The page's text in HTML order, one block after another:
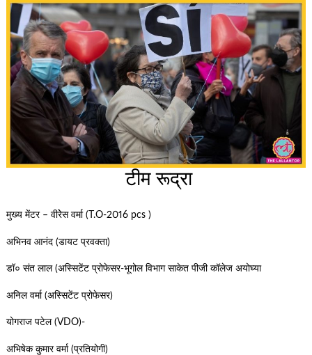
टीम रूद्रा
मुख्य मेंटर – वीरेेस वर्मा (T.O-2016 pcs )
अभिनव आनंद (डायट प्रवक्ता)
डॉ० संत लाल (अस्सिटेंट प्रोफेसर-भूगोल विभाग साकेत पीजी कॉलेज अयोघ्या
अनिल वर्मा (अस्सिटेंट प्रोफेसर)
योगराज पटेल (VDO)-
अभिषेक कुमार वर्मा (प्रतियोगी)